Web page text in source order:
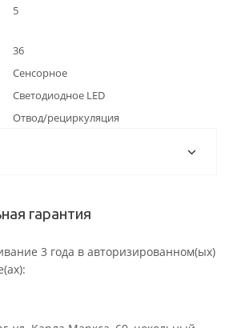
5
36
Сенсорное
Светодиодное LED
Отвод/рециркуляция
гарантия
3 года в авторизированном(ых)